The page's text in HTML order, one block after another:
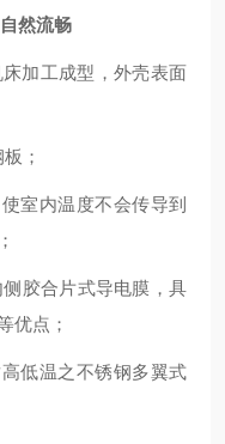
然流畅
加工成型，外壳表面
；
室内温度不会传导到
胶合片式导电膜，具
优点；
低温之不锈钢多翼式